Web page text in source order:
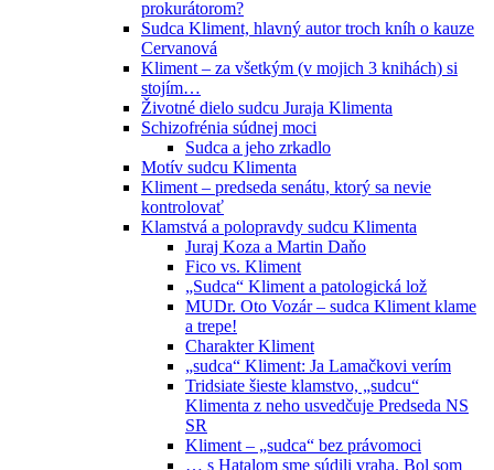
prokurátorom?
Sudca Kliment, hlavný autor troch kníh o kauze
Cervanová
Kliment – za všetkým (v mojich 3 knihách) si
stojím…
Životné dielo sudcu Juraja Klimenta
Schizofrénia súdnej moci
Sudca a jeho zrkadlo
Motív sudcu Klimenta
Kliment – predseda senátu, ktorý sa nevie
kontrolovať
Klamstvá a polopravdy sudcu Klimenta
Juraj Koza a Martin Daňo
Fico vs. Kliment
„Sudca“ Kliment a patologická lož
MUDr. Oto Vozár – sudca Kliment klame
a trepe!
Charakter Kliment
„sudca“ Kliment: Ja Lamačkovi verím
Tridsiate šieste klamstvo, „sudcu“
Klimenta z neho usvedčuje Predseda NS
SR
Kliment – „sudca“ bez právomoci
… s Hatalom sme súdili vraha. Bol som